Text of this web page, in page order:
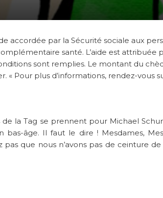
accordée par la Sécurité sociale aux
santé. L’aide est
sont remplies. Le montant du
« Pour plus d’informations, rendez-vous
de la Tag se prennent pour Michael
bas-âge. Il faut le dire ! Mesdames,
pas que nous n’avons pas de ceinture